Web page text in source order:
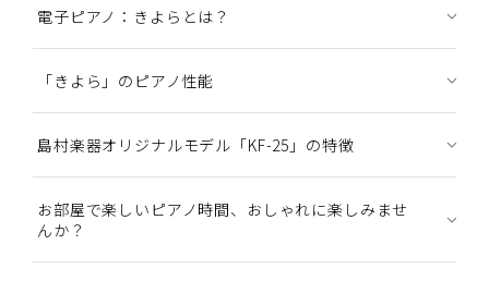
電子ピアノ：きよらとは？
「きよら」のピアノ性能
島村楽器オリジナルモデル「KF-25」の特徴
お部屋で楽しいピアノ時間、おしゃれに楽しみませ
んか？